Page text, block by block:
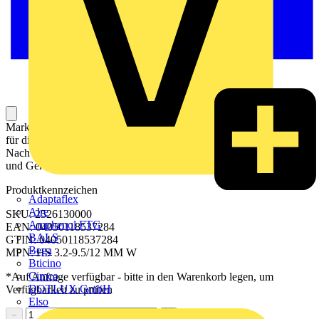
Adaptaflex
Alre
Amphenol FTG
BALS
Bega
Bticino
Cimco
DOTLUX GmbH
Elso
Markierer für Leiter und Kabel sind Kennzeichnungselemente, die
für die eindeutige Kennzeichnung, Organisation und
Nachverfolgbarkeit von elektrischen Leitern und Kabeln in Anlagen
und Geräten verwendet werden.
Produktkennzeichen
SKU: 2526130000
EAN: 04050118537284
GTIN: 04050118537284
MPN: HS 3.2-9.5/12 MM W
*Auf Anfrage verfügbar - bitte in den Warenkorb legen, um
Verfügbarkeit zu prüfen
−